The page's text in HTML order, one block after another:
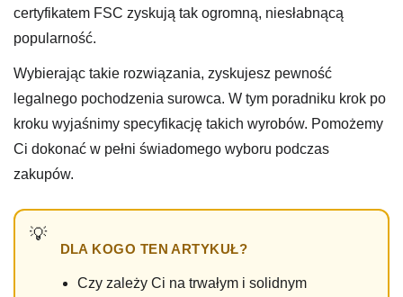
certyfikatem FSC zyskują tak ogromną, niesłabnącą
popularność.
Wybierając takie rozwiązania, zyskujesz pewność
legalnego pochodzenia surowca. W tym poradniku krok po
kroku wyjaśnimy specyfikację takich wyrobów. Pomożemy
Ci dokonać w pełni świadomego wyboru podczas
zakupów.
DLA KOGO TEN ARTYKUŁ?
Czy zależy Ci na trwałym i solidnym